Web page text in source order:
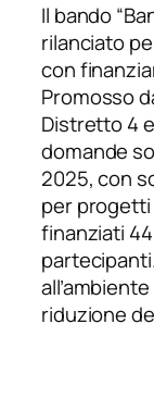
Il bando
rilanciato
con
Promosso
Distretto 4 e
domande
2025, con
per
finanziati
riduzione